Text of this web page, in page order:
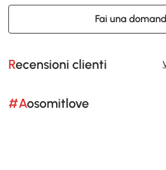
Fai una
Recensioni clienti
#Aosomitlove